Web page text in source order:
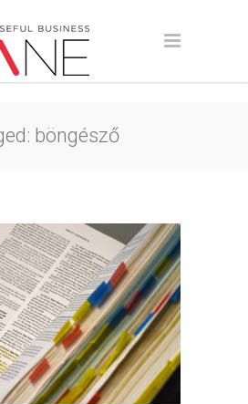
böngésző